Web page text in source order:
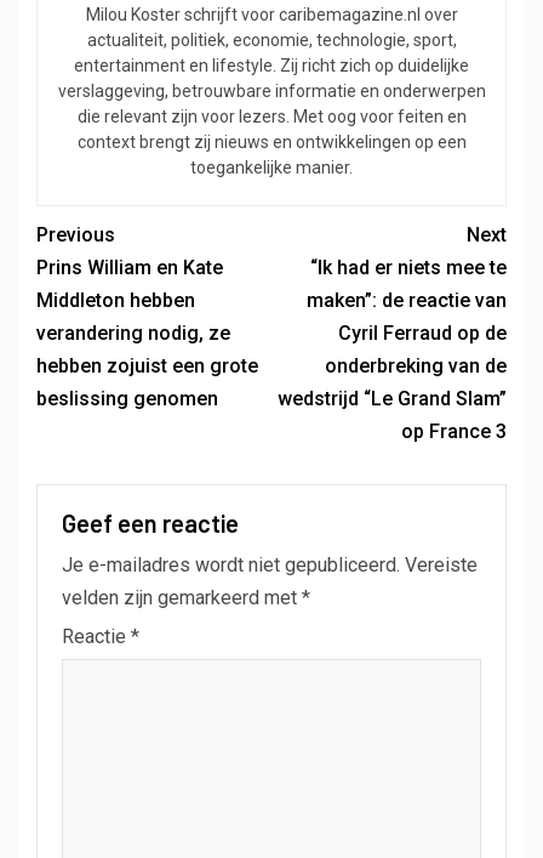
Milou Koster schrijft voor caribemagazine.nl over
actualiteit, politiek, economie, technologie, sport,
entertainment en lifestyle. Zij richt zich op duidelijke
verslaggeving, betrouwbare informatie en onderwerpen
die relevant zijn voor lezers. Met oog voor feiten en
context brengt zij nieuws en ontwikkelingen op een
toegankelijke manier.
Previous
Prins William en Kate
Middleton hebben
verandering nodig, ze
hebben zojuist een grote
beslissing genomen
Next
“Ik had er niets mee te
maken”: de reactie van
Cyril Ferraud op de
onderbreking van de
wedstrijd “Le Grand Slam”
op France 3
Geef een reactie
Je e-mailadres wordt niet gepubliceerd. Vereiste
velden zijn gemarkeerd met *
Reactie *